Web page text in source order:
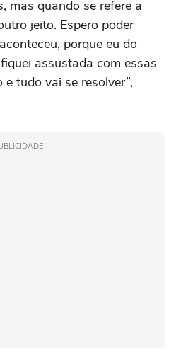
mas quando se refere a
jeito. Espero poder
porque eu do
assustada com essas
tudo vai se resolver”,